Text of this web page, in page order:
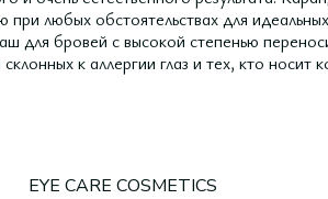
любых обстоятельствах для
для бровей с высокой степенью
к аллергии глаз и тех, кто носит
EYE CARE COSMETICS